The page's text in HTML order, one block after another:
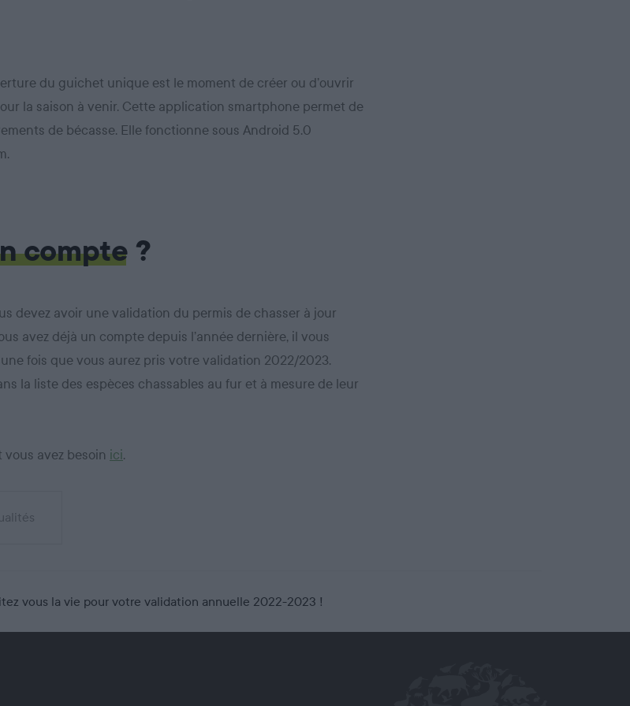
du guichet unique est le moment de créer ou d’ouvrir
la saison à venir. Cette application smartphone permet de
de bécasse. Elle fonctionne sous Android 5.0
compte ?
devez avoir une validation du permis de chasser à jour
avez déjà un compte depuis l’année dernière, il vous
fois que vous aurez pris votre validation 2022/2023.
la liste des espèces chassables au fur et à mesure de leur
avez besoin ici.
vous la vie pour votre validation annuelle 2022-2023 !